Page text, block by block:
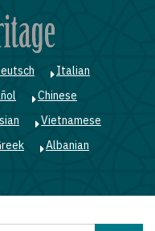
Italian
Chinese
Vietnamese
Albanian